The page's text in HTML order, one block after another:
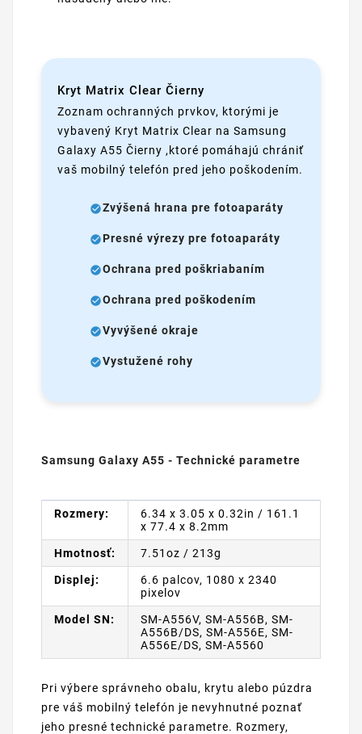
Kryt Matrix Clear Čierny
Zoznam ochranných prvkov, ktorými je
vybavený Kryt Matrix Clear na Samsung
Galaxy A55 Čierny ,ktoré pomáhajú chrániť
vaš mobilný telefón pred jeho poškodením.
Zvýšená hrana pre fotoaparáty
Presné výrezy pre fotoaparáty
Ochrana pred poškriabaním
Ochrana pred poškodením
Vyvýšené okraje
Vystužené rohy
Samsung Galaxy A55 - Technické parametre
Rozmery:
6.34 x 3.05 x 0.32in / 161.1
x 77.4 x 8.2mm
Hmotnosť: 7.51oz / 213g
Displej:
6.6 palcov, 1080 x 2340
pixelov
Model SN:
SM-A556V, SM-A556B, SM-
A556B/DS, SM-A556E, SM-
A556E/DS, SM-A5560
Pri výbere správneho obalu, krytu alebo púzdra
pre váš mobilný telefón je nevyhnutné poznať
jeho presné technické parametre. Rozmery,